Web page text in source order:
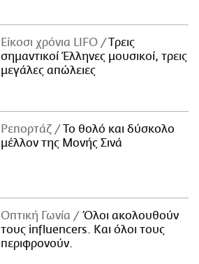
Είκοσι χρόνια LIFO
Tρεις
σημαντικοί Έλληνες μουσικοί, τρεις
μεγάλες απώλειες
Ρεπορτάζ
Το θολό και δύσκολο
μέλλον της Μονής Σινά
Οπτική Γωνία
Όλοι ακολουθούν
τους influencers. Και όλοι τους
περιφρονούν.